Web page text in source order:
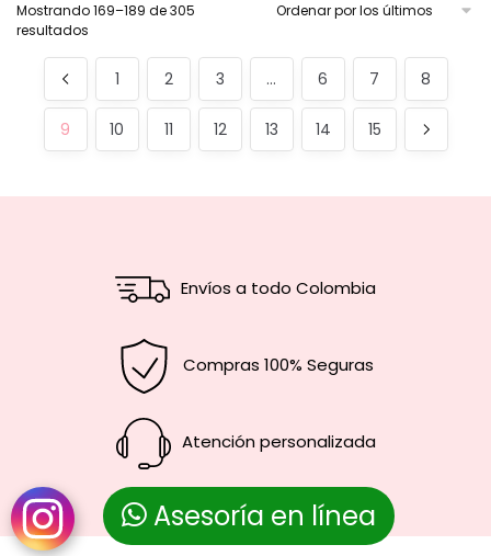
Mostrando 169–189 de 305
resultados
1 2 3 … 6 7 8
9 10 11 12 13 14 15
Envíos a todo Colombia
Compras 100% Seguras
Atención personalizada
Asesoría en línea